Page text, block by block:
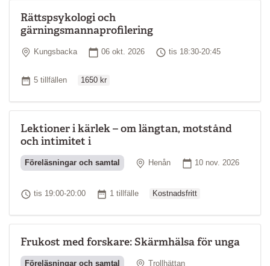
Rättspsykologi och
gärningsmannaprofilering
Plats
Kungsbacka Startdatum
06 okt. 2026 Tid
tis 18:30-20:45
Antal tillfällen
5 tillfällen 1650 kr
Lektioner i kärlek – om längtan, motstånd
och intimitet i
Föreläsningar och samtal Plats
Henån Startdatum
10 nov. 2026
Tid
tis 19:00-20:00 Antal tillfällen
1 tillfälle Kostnadsfritt
Frukost med forskare: Skärmhälsa för unga
Föreläsningar och samtal Plats
Trollhättan